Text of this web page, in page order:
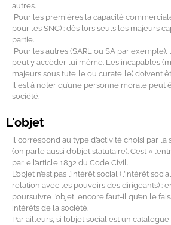
autres.
Pour les premières la capacité
pour les SNC) : dès lors seuls les majeurs
partie.
Pour les autres (SARL ou SA par
peut y accèder lui même. Les incapables
majeurs sous tutelle ou curatelle) doivent
Il est à noter qu’une personne morale peut
société.
L'objet
Il correspond au type d’activité choisi par la
(on parle aussi d’objet statutaire). C’est «
parle l’article 1832 du Code Civil.
L’objet n’est pas l’intérêt social (l’intérêt
relation avec les pouvoirs des dirigeants) :
poursuivre l’objet, encore faut-il qu’en le
intérêts de la société.
Par ailleurs, si l’objet social est un